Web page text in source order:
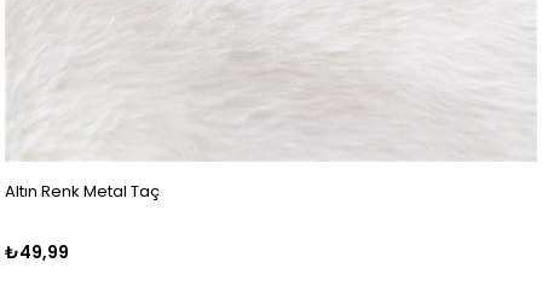
Altın Renk Metal Taç
₺49,99